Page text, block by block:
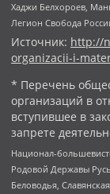
Хаджи Белхороев,
Легион Свобода
Источник: http://
organizacii-i-
* Перечень
организаций в
вступившее в
запрете
Национал-
Родовой Державы
Беловодья,